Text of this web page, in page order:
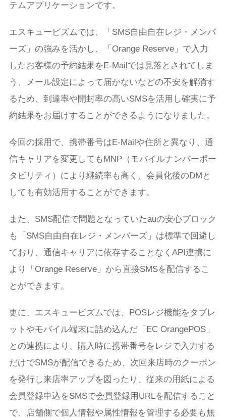
テムアプリケーションです。
エスキュービズムでは、「SMS自由自在レジ・メンバ
ーズ」の強みを活かし、「Orange Reserve」で入力
したお客様の予約結果をE-Mailでは見落とされてしま
う、メール設定によって届かないなどの不安を解消す
るため、到達率や開封率の高いSMSを活用し確実に予
約結果をお届けすることができるようになりました。
今回の採用で、携帯番号はE-Mailや住所と異なり、通
信キャリアを変更してもMNP（モバイルナンバーポー
タビリティ）により継続率も高く、会員化後のDMと
しても有効活用することができます。
また、SMS配信で問題となっていたauの安心ブロック
も「SMS自由自在レジ・メンバーズ」は標準で回避し
ており、通信キャリアに依存することなくAPI連携に
より「Orange Reserve」から直接SMSを配信するこ
とができます。
更に、エスキュービズムでは、POSレジ機能をタブレ
ットやモバイル端末に詰め込んだ「EC OrangePOS」
との連携により、購入時に携帯番号をレジで入力する
だけでSMSが配信できるため、次回来店時のクーポン
を発行し来店率アップを図ったり、従来の用紙による
会員登録申込をSMSで会員登録用URLを配信すること
で、店舗側で個人情報や属性情報を管理する必要も無